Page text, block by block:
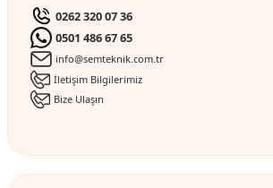
0262 320 07 36
0501 486 67 65
info@semteknik.com.tr
İletişim Bilgilerimiz
Bize Ulaşın